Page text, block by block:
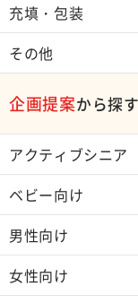
充填・包装
その他
企画提案から探す
アクティブシニア
ベビー向け
男性向け
女性向け